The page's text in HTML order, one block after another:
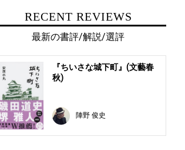
RECENT REVIEWS
最新の書評/解説/選評
『ちいさな城下町』(文藝春
秋)
陣野 俊史